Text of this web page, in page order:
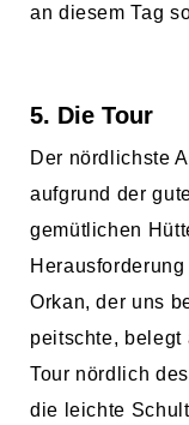
an diesem Tag
5. Die Tour
Der nördlichste
aufgrund der
gemütlichen
Orkan, der uns
peitschte,
Tour nördlich
die leichte